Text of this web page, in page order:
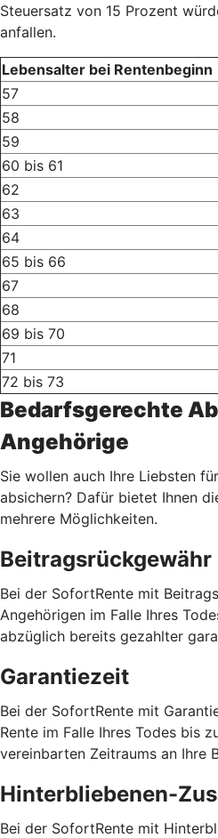
Steuersatz von 15 Prozent
anfallen.
Lebensalter bei Rentenbeginn
57
58
59
60 bis 61
62
63
64
65 bis 66
67
68
69 bis 70
71
72 bis 73
Bedarfsgerechte
Angehörige
Sie wollen auch Ihre Liebsten
absichern? Dafür bietet Ihnen
mehrere Möglichkeiten.
Beitragsrückgewähr
Bei der SofortRente mit
Angehörigen im Falle Ihres
abzüglich bereits gezahlter
Garantiezeit
Bei der SofortRente mit
Rente im Falle Ihres Todes bis
vereinbarten Zeitraums an Ihre
Hinterbliebenen-
Bei der SofortRente mit